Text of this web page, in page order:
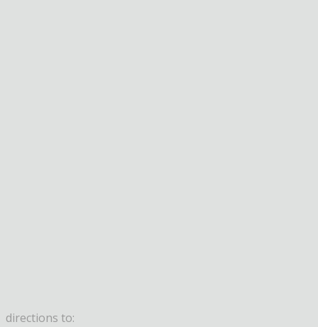
directions to: